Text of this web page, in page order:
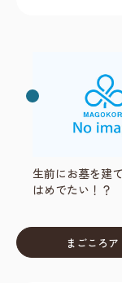
生前にお墓を建
はめでたい！？
まごころ